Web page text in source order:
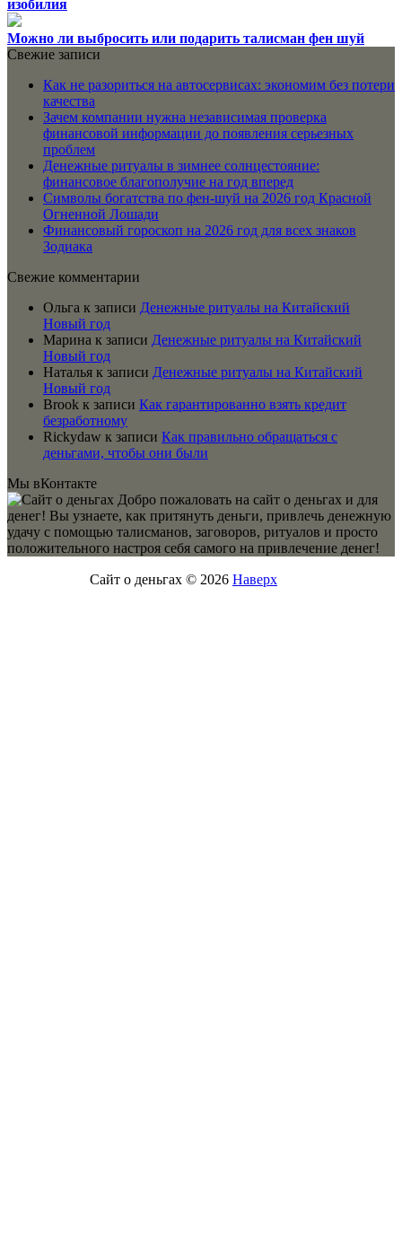
изобилия
Можно ли выбросить или подарить талисман фен шуй
Свежие записи
Как не разориться на автосервисах: экономим без потери
качества
Зачем компании нужна независимая проверка
финансовой информации до появления серьезных
проблем
Денежные ритуалы в зимнее солнцестояние:
финансовое благополучие на год вперед
Символы богатства по фен-шуй на 2026 год Красной
Огненной Лошади
Финансовый гороскоп на 2026 год для всех знаков
Зодиака
Свежие комментарии
Ольга к записи Денежные ритуалы на Китайский
Новый год
Марина к записи Денежные ритуалы на Китайский
Новый год
Наталья к записи Денежные ритуалы на Китайский
Новый год
Brook к записи Как гарантированно взять кредит
безработному
Rickydaw к записи Как правильно обращаться с
деньгами, чтобы они были
Мы вКонтакте
Добро пожаловать на сайт о деньгах и для
денег! Вы узнаете, как притянуть деньги, привлечь денежную
удачу с помощью талисманов, заговоров, ритуалов и просто
положительного настроя себя самого на привлечение денег!
Сайт о деньгах © 2026 Наверх